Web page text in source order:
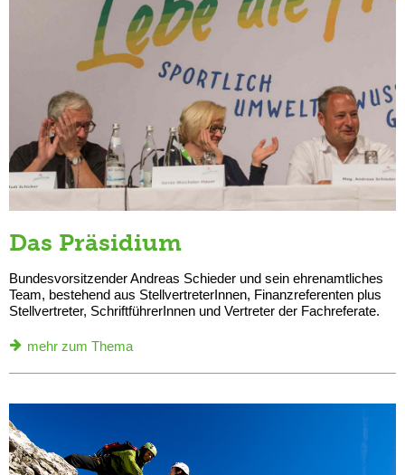
Das Präsidium
Bundesvorsitzender Andreas Schieder und sein ehrenamtliches
Team, bestehend aus StellvertreterInnen, Finanzreferenten plus
Stellvertreter, SchriftführerInnen und Vertreter der Fachreferate.
mehr zum Thema